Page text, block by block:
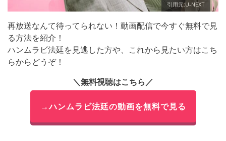
引用元:U-NEXT
再放送なんて待ってられない！動画配信で今すぐ無料で見
る方法を紹介！
ハンムラビ法廷を見逃した方や、これから見たい方はこち
らからどうぞ！
＼無料視聴はこちら／
→ハンムラビ法廷の動画を無料で見る